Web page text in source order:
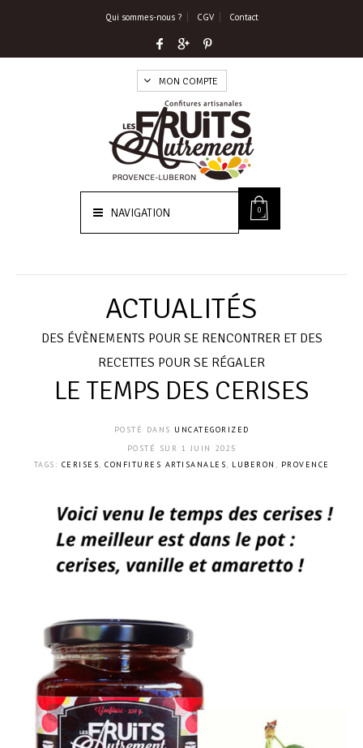
Qui sommes-nous ? CGV Contact
MON COMPTE
0
NAVIGATION
ACTUALITÉS
DES ÉVÈNEMENTS POUR SE RENCONTRER ET DES
RECETTES POUR SE RÉGALER
LE TEMPS DES CERISES
POSTÉ DANS UNCATEGORIZED
POSTÉ SUR 1 JUIN 2025
TAGS: CERISES, CONFITURES ARTISANALES, LUBERON , PROVENCE